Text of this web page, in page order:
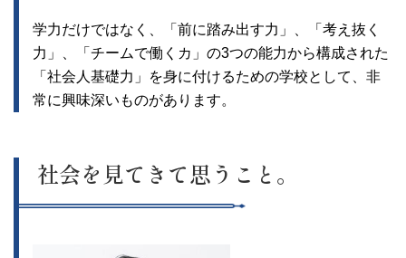
学力だけではなく、「前に踏み出す力」、「考え抜く
力」、「チームで働くカ」の3つの能力から構成された
「社会人基礎力」を身に付けるための学校として、非
常に興味深いものがあります。
社会を見てきて思うこと。